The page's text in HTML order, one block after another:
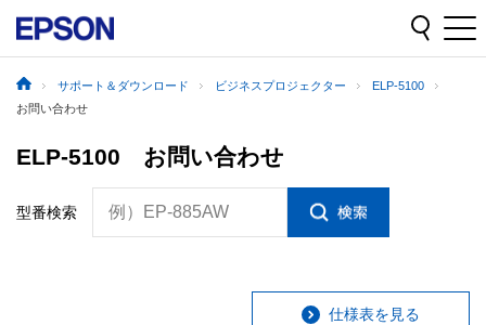
サポート＆ダウンロード ビジネスプロジェクター
ELP-5100
お問い合わせ
ELP-5100 お問い合わせ
型番検索 例）EP-885AW
仕様表を見る